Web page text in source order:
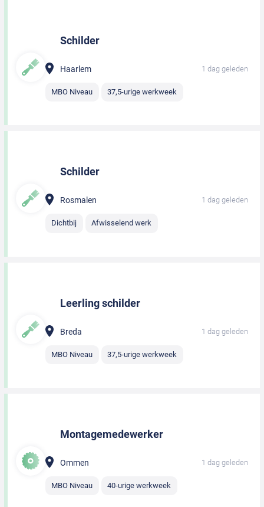
Schilder
Haarlem 1 dag geleden
MBO Niveau 37,5-urige werkweek
Schilder
Rosmalen 1 dag geleden
Dichtbij Afwisselend werk
Leerling schilder
Breda 1 dag geleden
MBO Niveau 37,5-urige werkweek
Montagemedewerker
Ommen 1 dag geleden
MBO Niveau 40-urige werkweek